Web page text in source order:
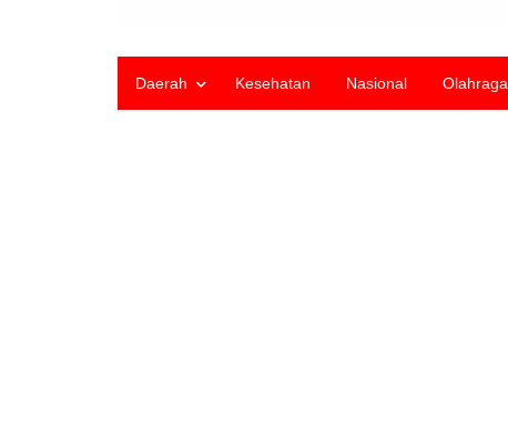
Daerah Kesehatan Nasional Olahraga